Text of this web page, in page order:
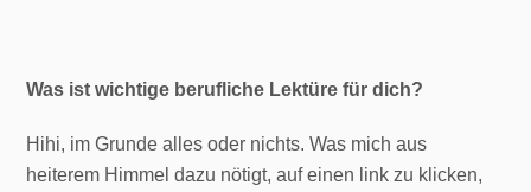
Was ist wichtige berufliche Lektüre für dich?
Hihi, im Grunde alles oder nichts. Was mich aus
heiterem Himmel dazu nötigt, auf einen link zu klicken,